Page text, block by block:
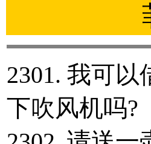
2301. 我可以
下吹风机吗?